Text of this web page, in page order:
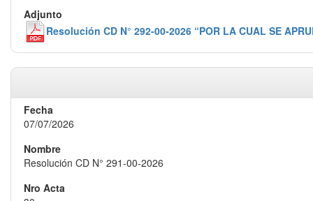
Resolución CD N° 292-00-2026 “POR LA CUAL SE
07/07/2026
Resolución CD N° 291-00-2026